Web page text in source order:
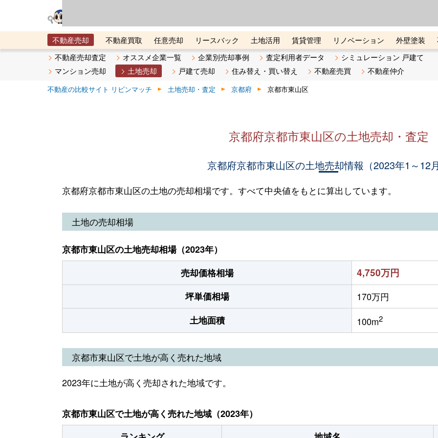
不動産売却 不動産買取 任意売却 リースバック 土地活用 賃貸管理 リノベーション 外壁塗装
メタ住宅展示場
ベスト不動産カンパニー オンライン講座 リビンマガジンBiz 不動産売却ご相談デスク
不動産売却査定 オススメ企業一覧 企業別売却事例 査定利用者データ
シミュレーション 戸建て
マンション売却
土地売却 戸建て売却 住み替え・買い替え 不動産売買 不動産仲介
不動産の比較サイト リビンマッチ 土地売却・査定 京都府 京都市東山区
京都府京都市東山区の土地売却・査定
京都府京都市東山区の土地売却情報（2023年1～12
京都府京都市東山区の土地の売却相場です。すべて中央値をもとに算出しています。
土地の売却相場
京都市東山区の土地売却相場（2023年）
売却価格相場
4,750万円
坪単価相場
170万円
土地面積
100m2
京都市東山区で土地が高く売れた地域
2023年に土地が高く売却された地域です。
京都市東山区で土地が高く売れた地域（2023年）